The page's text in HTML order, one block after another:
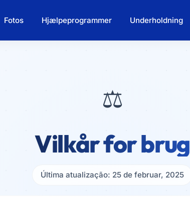
Fotos Hjælpeprogrammer Underholdning
⚖️
Vilkår for brug
Última atualização: 25 de februar, 2025